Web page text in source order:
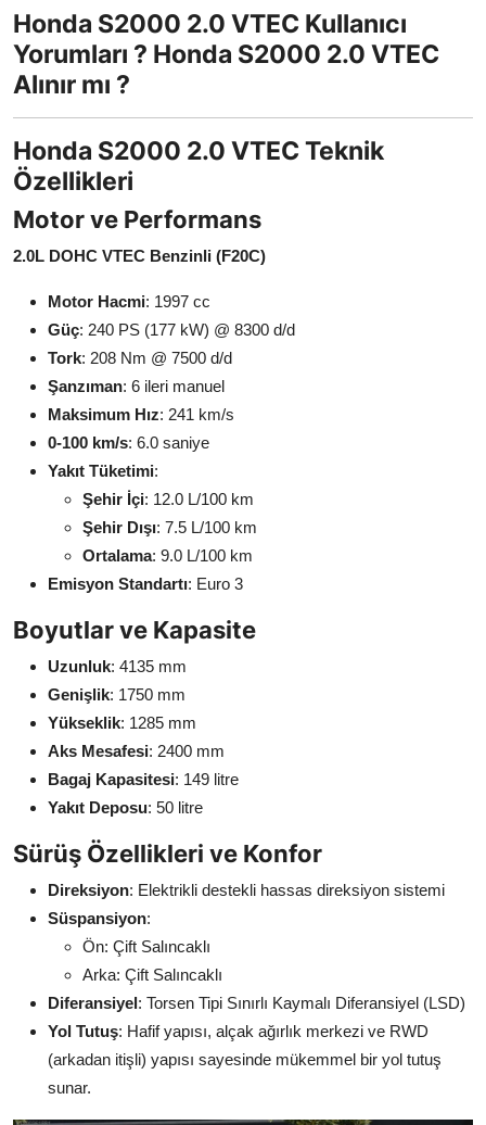
Honda S2000 2.0 VTEC Kullanıcı
Yorumları ? Honda S2000 2.0 VTEC
Alınır mı ?
Honda S2000 2.0 VTEC Teknik
Özellikleri
Motor ve Performans
2.0L DOHC VTEC Benzinli (F20C)
Motor Hacmi: 1997 cc
Güç: 240 PS (177 kW) @ 8300 d/d
Tork: 208 Nm @ 7500 d/d
Şanzıman: 6 ileri manuel
Maksimum Hız: 241 km/s
0-100 km/s: 6.0 saniye
Yakıt Tüketimi:
Şehir İçi: 12.0 L/100 km
Şehir Dışı: 7.5 L/100 km
Ortalama: 9.0 L/100 km
Emisyon Standartı: Euro 3
Boyutlar ve Kapasite
Uzunluk: 4135 mm
Genişlik: 1750 mm
Yükseklik: 1285 mm
Aks Mesafesi: 2400 mm
Bagaj Kapasitesi: 149 litre
Yakıt Deposu: 50 litre
Sürüş Özellikleri ve Konfor
Direksiyon: Elektrikli destekli hassas direksiyon sistemi
Süspansiyon:
Ön: Çift Salıncaklı
Arka: Çift Salıncaklı
Diferansiyel: Torsen Tipi Sınırlı Kaymalı Diferansiyel (LSD)
Yol Tutuş: Hafif yapısı, alçak ağırlık merkezi ve RWD
(arkadan itişli) yapısı sayesinde mükemmel bir yol tutuş
sunar.